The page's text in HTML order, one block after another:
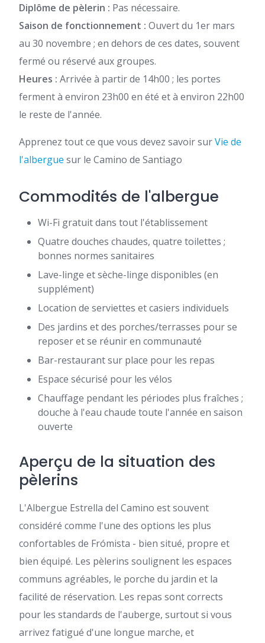
Diplôme de pèlerin : Pas nécessaire.
Saison de fonctionnement : Ouvert du 1er mars
au 30 novembre ; en dehors de ces dates, souvent
fermé ou réservé aux groupes.
Heures : Arrivée à partir de 14h00 ; les portes
ferment à environ 23h00 en été et à environ 22h00
le reste de l'année.
Apprenez tout ce que vous devez savoir surVie de
l'albergue sur le Camino de Santiago
Commodités de l'albergue
Wi-Fi gratuit dans tout l'établissement
Quatre douches chaudes, quatre toilettes ;
bonnes normes sanitaires
Lave-linge et sèche-linge disponibles (en
supplément)
Location de serviettes et casiers individuels
Des jardins et des porches/terrasses pour se
reposer et se réunir en communauté
Bar-restaurant sur place pour les repas
Espace sécurisé pour les vélos
Chauffage pendant les périodes plus fraîches ;
douche à l'eau chaude toute l'année en saison
ouverte
Aperçu de la situation des
pèlerins
L'Albergue Estrella del Camino est souvent
considéré comme l'une des options les plus
confortables de Frómista - bien situé, propre et
bien équipé. Les pèlerins soulignent les espaces
communs agréables, le porche du jardin et la
facilité de réservation. Les repas sont corrects
pour les standards de l'auberge, surtout si vous
arrivez fatigué d'une longue marche, et